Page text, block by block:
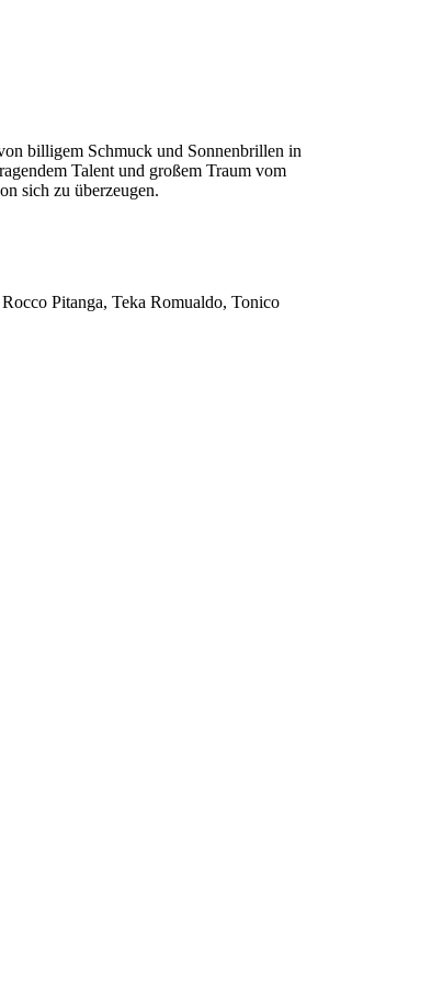
billigem Schmuck und Sonnenbrillen in
Talent und großem Traum vom
sich zu überzeugen.
Pitanga, Teka Romualdo, Tonico